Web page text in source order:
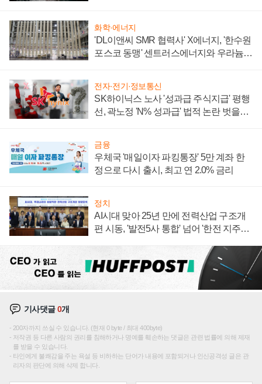
화학·에너지
'DL이앤씨 SMR 협력사' X에너지, '한수원
포스코 동맹' 센트러스에너지와 우라늄
전자·전기·정보통신
SK하이닉스 노사 '성과급 주식지급' 평행
선, 곽노정 'N% 성과급' 법적 논란 벗을지
금융
우체국 '매일이자 파킹통장' 5만 계좌 한
정으로 다시 출시, 최고 연 2.0% 금리
정치
AI시대 맞아 25년 만에 전력산업 구조개
편 시동, '발전5사 통합' 넘어 '한전 지주사'
기사댓글0개
200자까지 쓰실 수 있습니다. (현재 0 byte / 최대 400byte)
저작권 등 다른 사람의 권리를 침해하거나 명예를 훼손하는 댓글은 관련 법률에 의해 제재
를 받을 수 있습니다.
타인에게 불쾌감을 주는 욕설 등 비하하는 단어가 내용에 포함되거나 인신공격성 글은 관
리자의 판단에 의해 삭제 합니다.